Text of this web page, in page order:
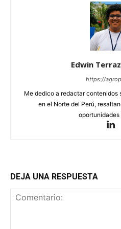
Edwin
https://
Me dedico a redactar
en el Norte del Perú,
oportunidades
DEJA UNA RESPUESTA